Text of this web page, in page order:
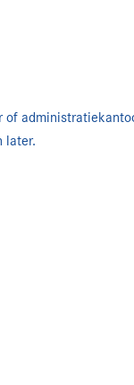
of
later.